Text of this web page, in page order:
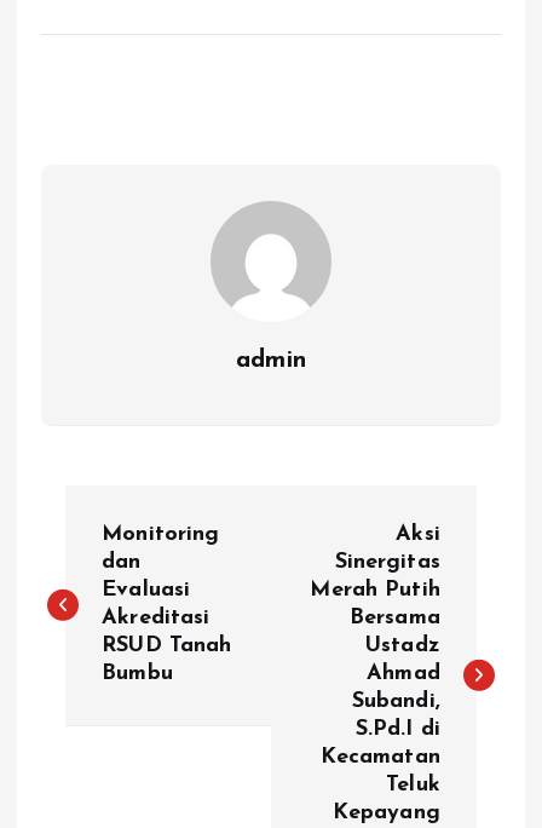
admin
v
Monitoring
dan
Evaluasi
Akreditasi
RSUD Tanah
Bumbu
Aksi
Sinergitas
Merah Putih
Bersama
Ustadz
Ahmad
Subandi,
S.Pd.I di
Kecamatan
Teluk
Kepayang